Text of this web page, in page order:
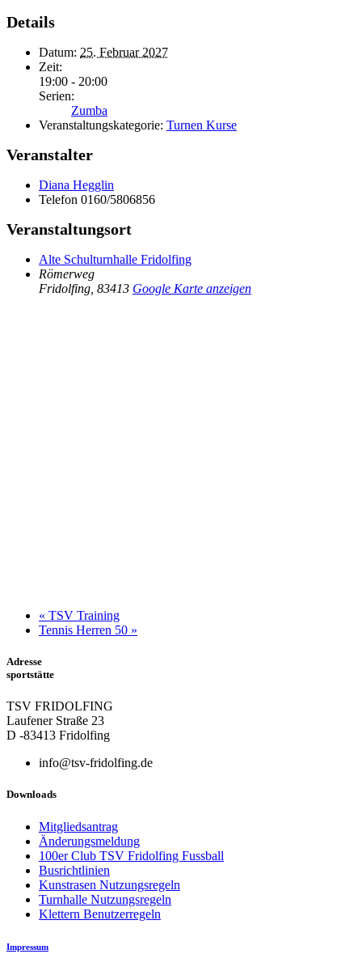
Details
Datum: 25. Februar 2027
Zeit:
19:00 - 20:00
Serien:
Zumba
Veranstaltungskategorie: Turnen Kurse
Veranstalter
Diana Hegglin
Telefon 0160/5806856
Veranstaltungsort
Alte Schulturnhalle Fridolfing
Römerweg
Fridolfing 83413 Google Karte anzeigen
« TSV Training
Tennis Herren 50 »
Adresse
sportstätte
TSV FRIDOLFING
Laufener Straße 23
D -83413 Fridolfing
info@tsv-fridolfing.de
Downloads
Mitgliedsantrag
Änderungsmeldung
100er Club TSV Fridolfing Fussball
Busrichtlinien
Kunstrasen Nutzungsregeln
Turnhalle Nutzungsregeln
Klettern Benutzerregeln
Impressum